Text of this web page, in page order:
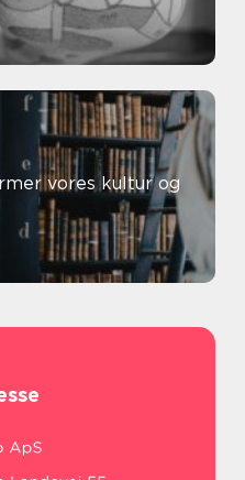
vores kultur og